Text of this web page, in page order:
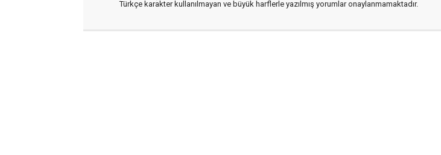
Türkçe karakter kullanılmayan ve büyük harflerle yazılmış yorumlar onaylanmamaktadır.